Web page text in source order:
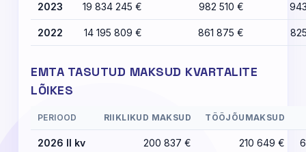
2023 19 834 245 € 982 510 €
2022 14 195 809 € 861 875 €
EMTA TASUTUD MAKSUD KVARTALITE
LÕIKES
PERIOOD RIIKLIKUD MAKSUD TÖÖJÕUMAKSUD
2026 II kv 200 837 € 210 649 €